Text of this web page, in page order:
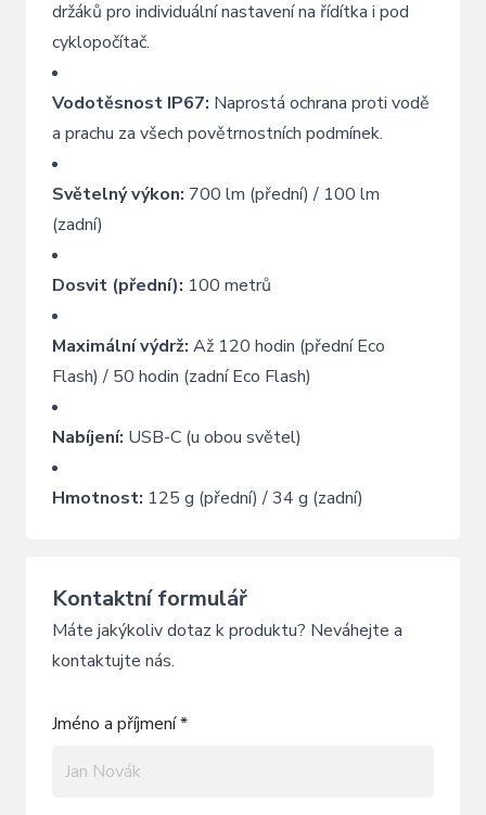
držáků pro individuální nastavení na řídítka i pod
cyklopočítač.
Vodotěsnost IP67: Naprostá ochrana proti vodě
a prachu za všech povětrnostních podmínek.
Světelný výkon: 700 lm (přední) / 100 lm
(zadní)
Dosvit (přední): 100 metrů
Maximální výdrž: Až 120 hodin (přední Eco
Flash) / 50 hodin (zadní Eco Flash)
Nabíjení: USB-C (u obou světel)
Hmotnost: 125 g (přední) / 34 g (zadní)
Kontaktní formulář
Máte jakýkoliv dotaz k produktu? Neváhejte a
kontaktujte nás.
Jméno a příjmení *